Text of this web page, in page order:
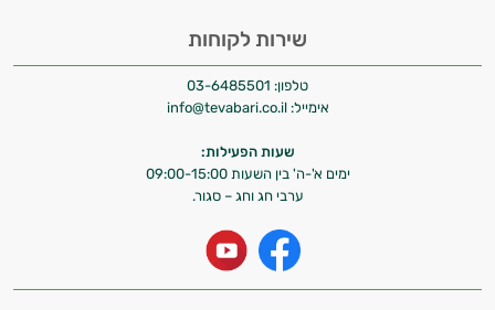
שירות לקוחות
טלפון: 03-6485501
אימייל: info@tevabari.co.il
שעות הפעילות:
ימים א'-ה' בין השעות 09:00-15:00
ערבי חג וחג – סגור.